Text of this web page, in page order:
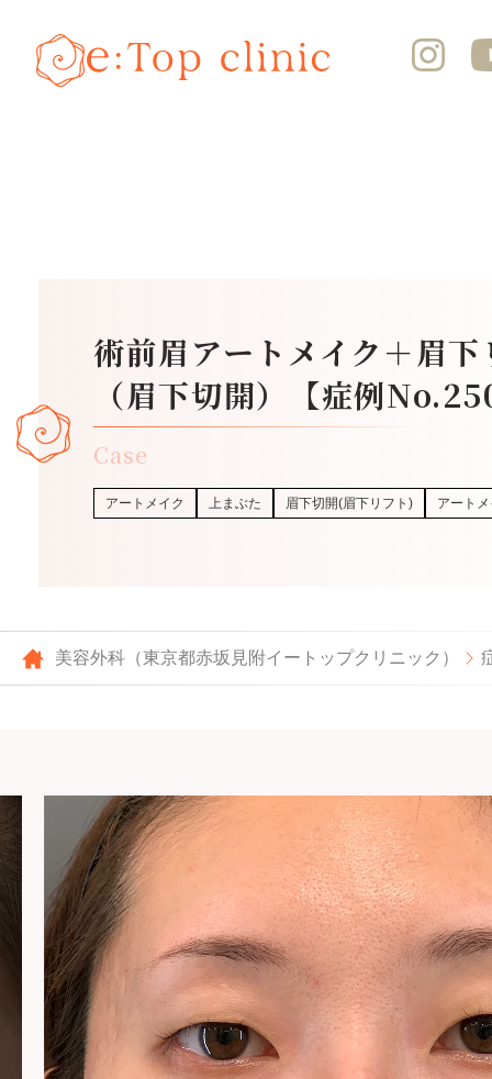
アートメイク 上まぶた 眉下切開(眉下リフト) アート
Case
術前眉アートメイク＋眉
（眉下切開）【症例
美容外科（東京都赤坂見附イートップクリニック）